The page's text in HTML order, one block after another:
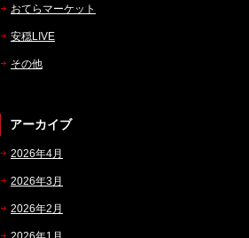
おてらマーケット
安穏LIVE
その他
アーカイブ
2026年4月
2026年3月
2026年2月